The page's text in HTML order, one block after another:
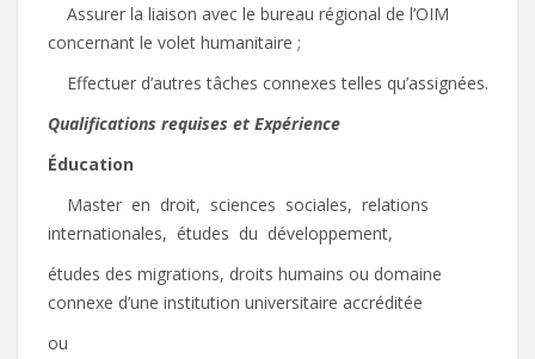
 Assurer la liaison avec le bureau régional de l’OIM
concernant le volet humanitaire ;
 Effectuer d’autres tâches connexes telles qu’assignées.
Qualifications requises et Expérience
Éducation
 Master en droit, sciences sociales, relations
internationales, études du développement,
études des migrations, droits humains ou domaine
connexe d’une institution universitaire accréditée
ou